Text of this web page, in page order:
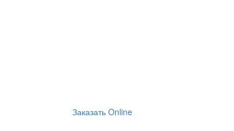
Заказать Online